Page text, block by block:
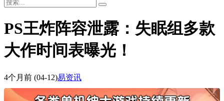
PS王炸阵容泄露：失眠组多款
大作时间表曝光！
4个月前 (04-12)易资讯